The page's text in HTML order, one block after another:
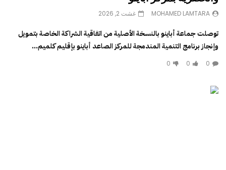
MOHAMED LAMTARA غشت 2, 2026
توصلت جماعة أباينو بالنسخة الأصلية من اتفاقية الشراكة الخاصة بتمويل
وإنجاز برنامج التنمية المندمجة للمركز الصاعد أباينو بإقليم كلميم...
0
0
0